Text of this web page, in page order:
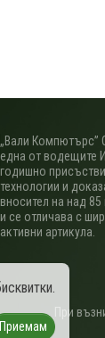
„Вали Компютърс”
една от водещите
годишно
технологии и
вносител на над
и се отличава с
активни артикула.
При
Приемам